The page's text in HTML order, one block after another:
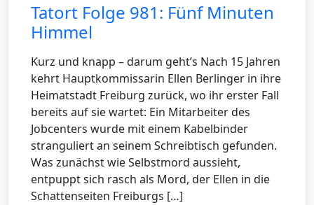
Tatort Folge 981: Fünf Minuten
Himmel
Kurz und knapp – darum geht’s Nach 15 Jahren
kehrt Hauptkommissarin Ellen Berlinger in ihre
Heimatstadt Freiburg zurück, wo ihr erster Fall
bereits auf sie wartet: Ein Mitarbeiter des
Jobcenters wurde mit einem Kabelbinder
stranguliert an seinem Schreibtisch gefunden.
Was zunächst wie Selbstmord aussieht,
entpuppt sich rasch als Mord, der Ellen in die
Schattenseiten Freiburgs […]